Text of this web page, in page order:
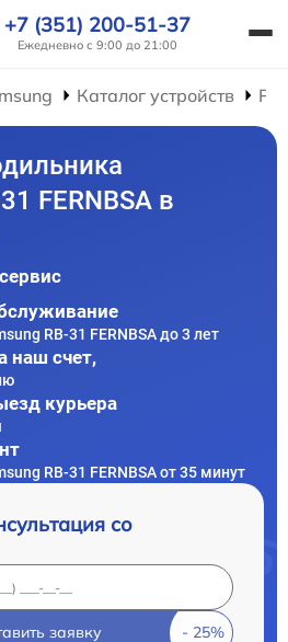
+7 (351) 200-51-37
Ежедневно с 9:00 до 21:00
Каталог устройств
FERNBSA в
RB-31 FERNBSA до 3 лет
наш счет,
курьера
RB-31 FERNBSA от 35 минут
со
заявку